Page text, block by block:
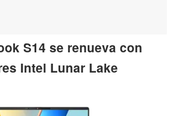
S14 se renueva con
Intel Lunar Lake